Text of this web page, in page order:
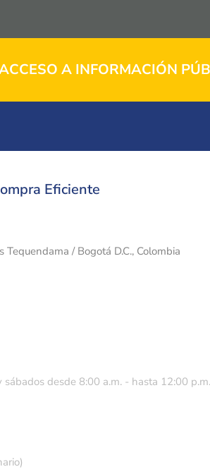
A INFORMACIÓN
Eficiente
/ Bogotá D.C., Colombia
desde 8:00 a.m. - hasta 12:00 p.m.